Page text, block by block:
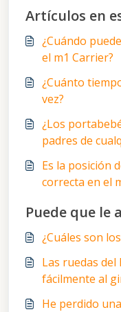
Artículos en
¿Cuándo
el m1 Carrier?
¿Cuánto
vez?
¿Los
padres de
Es la posición
correcta en el
Puede que le
¿Cuáles son
Las ruedas
fácilmente al
He perdido